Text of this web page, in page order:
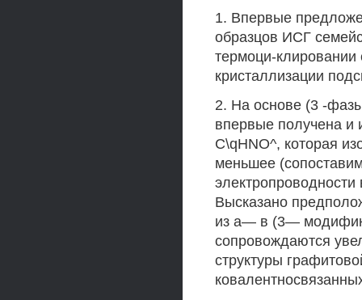
1. Впервые
образцов ИСГ
термоци-
кристаллизации
2. На основе (3 -
впервые получена
C\qHNO^, которая
меньшее
Высказано
из а— в (3—
сопровождаются
структуры